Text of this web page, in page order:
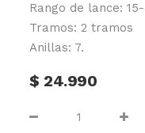
Rango de lance:
Tramos: 2 tramos
Anillas: 7.
$ 24.990